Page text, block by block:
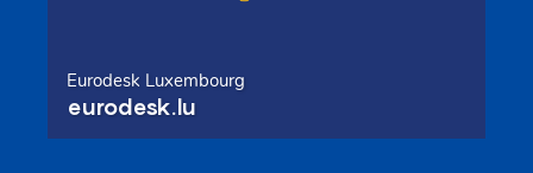
Eurodesk Luxembourg
eurodesk.lu